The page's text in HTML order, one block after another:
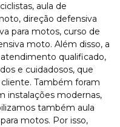
aula de
direção defensiva
para motos, curso de
moto. Além disso, a
qualificado,
e cuidadosos, que
Também foram
instalações modernas,
também aula
motos. Por isso,